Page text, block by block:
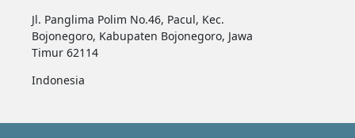
Jl. Panglima Polim No.46, Pacul, Kec.
Bojonegoro, Kabupaten Bojonegoro, Jawa
Timur 62114
Indonesia